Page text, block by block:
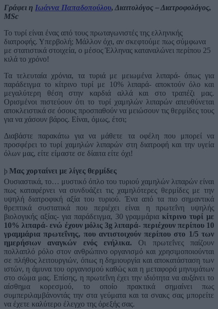
Γράφει η Ιωάννα Παπαδοπούλου, Διαιτολόγος – Διατροφολόγος,
MSc
Το τυρί είναι ένας από τους πρωταγωνιστές της ελληνικής
διατροφής. Υπερβολή; Μάλλον όχι, αν σκεφτούμε πως σύμφωνα
με στατιστικά στοιχεία, ο μέσος Έλληνας καταναλώνει περίπου 25
κιλά το χρόνο!
Τα τελευταία χρόνια, τα τυριά με μειωμένα λιπαρά- όπως για
παράδειγμα το κίτρινο τυρί με 10% λιπαρά- αποκτούν όλο και
μεγαλύτερη θέση στην καρδιά αλλά και στο τραπέζι μας.
Ορισμένοι πιστεύουν ότι το τυρί χαμηλών λιπαρών απευθύνεται
αποκλειστικά σε όσους προσπαθούν να μειώσουν τις θερμίδες τους
για να χάσουν βάρος. Είναι, όμως, έτσι;
Διαβάστε παρακάτω για να μάθετε τα οφέλη που μπορεί να
προσφέρει το τυρί χαμηλών λιπαρών στη διατροφή και την υγεία
όλων μας, είτε είμαστε σε δίαιτα είτε όχι!
þ Μας χορταίνει με λίγες θερμίδες
Ουσιαστικά, το… μυστικό όπλο του τυριού χαμηλών λιπαρών είναι
πως καταφέρνει να συνδυάζει τις χαμηλότερες θερμίδες με την
υψηλή διατροφική αξία του τυριού. Ένα από τα πιο σημαντικά
θρεπτικά συστατικά που περιέχει είναι η πρωτεΐνη υψηλής
βιολογικής αξίας- για παράδειγμα, 30 γραμμάριακίτρινο τυρί με
10% λιπαρά- ενώ έχουν μόλις 3g λιπαρά- περιέχουν περίπου 10
γραμμάρια πρωτεΐνης, που αντιστοιχούν περίπου στο 1/5 των
ημερήσιων αναγκών ενός ενήλικα. Οι πρωτεΐνες παίζουν
πολλαπλό ρόλο στον ανθρώπινο οργανισμό και χρησιμοποιούνται
σε πλήθος λειτουργιών, όπως η δημιουργία και αποκατάσταση των
ιστών, η άμυνα του οργανισμού καθώς και η μεταφορά μηνυμάτων
στο σώμα μας. Επίσης, η πρωτεΐνη έχει την ιδιότητα να αυξάνει το
αίσθημα κορεσμού, το οποίο πρακτικά σημαίνει πως
συμπεριλαμβάνοντάς την στα γεύματα και τα σνακς σας μπορείτε
να έχετε καλύτερο έλεγχο της όρεξής σας.